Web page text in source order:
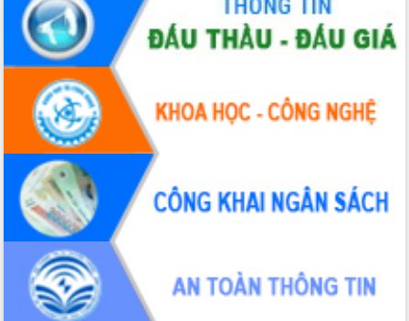
Thứ trưởng Bộ Nông nghiệp và Môi
trường Nguyễn Hoàng Hiệp khảo sát
vùng trồng và doanh nghiệp đóng gói
sầu riêng tại Đắk Lắk
Trình diễn nghệ thuật chế biến các
món ăn từ sầu riêng
Đắk Lắk công bố Quy hoạch và xúc
tiến đầu tư tỉnh
Ngành cá ngừ Đắk Lắk chủ động thích
ứng để giữ vững thị trường xuất khẩu
Diễn đàn Kinh tế tư nhân Việt Nam đột
phá cơ chế - Hợp tác công tư
Đề án 06 tạo bước ngoặt đột phá trong
cải cách hành chính tỉnh Đắk Lắk
Kết nối tour, đẩy mạnh chuyển đổi số
để phát triển du lịch Đắk Lắk